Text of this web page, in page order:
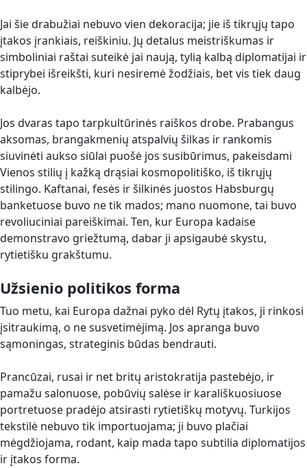
Jai šie drabužiai nebuvo vien dekoracija; jie iš tikrųjų tapo
įtakos įrankiais, reiškiniu. Jų detalus meistriškumas ir
simboliniai raštai suteikė jai naują, tylią kalbą diplomatijai ir
stiprybei išreikšti, kuri nesiremė žodžiais, bet vis tiek daug
kalbėjo.
Jos dvaras tapo tarpkultūrinės raiškos drobe. Prabangus
aksomas, brangakmenių atspalvių šilkas ir rankomis
siuvinėti aukso siūlai puošė jos susibūrimus, pakeisdami
Vienos stilių į kažką drąsiai kosmopolitiško, iš tikrųjų
stilingo. Kaftanai, fesės ir šilkinės juostos Habsburgų
banketuose buvo ne tik mados; mano nuomone, tai buvo
revoliuciniai pareiškimai. Ten, kur Europa kadaise
demonstravo griežtumą, dabar ji apsigaubė skystu,
rytietišku grakštumu.
Užsienio politikos forma
Tuo metu, kai Europa dažnai pyko dėl Rytų įtakos, ji rinkosi
įsitraukimą, o ne susvetimėjimą. Jos apranga buvo
sąmoningas, strateginis būdas bendrauti.
Prancūzai, rusai ir net britų aristokratija pastebėjo, ir
pamažu salonuose, pobūvių salėse ir karališkuosiuose
portretuose pradėjo atsirasti rytietiškų motyvų. Turkijos
tekstilė nebuvo tik importuojama; ji buvo plačiai
mėgdžiojama, rodant, kaip mada tapo subtilia diplomatijos
ir įtakos forma.